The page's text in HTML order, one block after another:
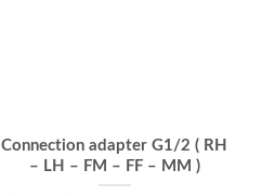
Connection adapter G1/2 ( RH
– LH – FM – FF – MM )